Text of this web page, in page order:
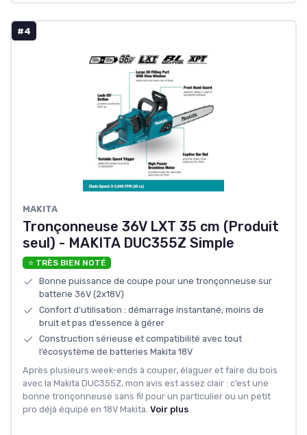
#4
MAKITA
Tronçonneuse 36V LXT 35 cm (Produit
seul) - MAKITA DUC355Z Simple
⭐ TRÈS BIEN NOTÉ
Bonne puissance de coupe pour une tronçonneuse sur
batterie 36V (2x18V)
Confort d’utilisation : démarrage instantané, moins de
bruit et pas d’essence à gérer
Construction sérieuse et compatibilité avec tout
l’écosystème de batteries Makita 18V
Après plusieurs week-ends à couper, élaguer et faire du bois
avec la Makita DUC355Z, mon avis est assez clair : c’est une
bonne tronçonneuse sans fil pour un particulier ou un petit
pro déjà équipé en 18V Makita. Voir plus